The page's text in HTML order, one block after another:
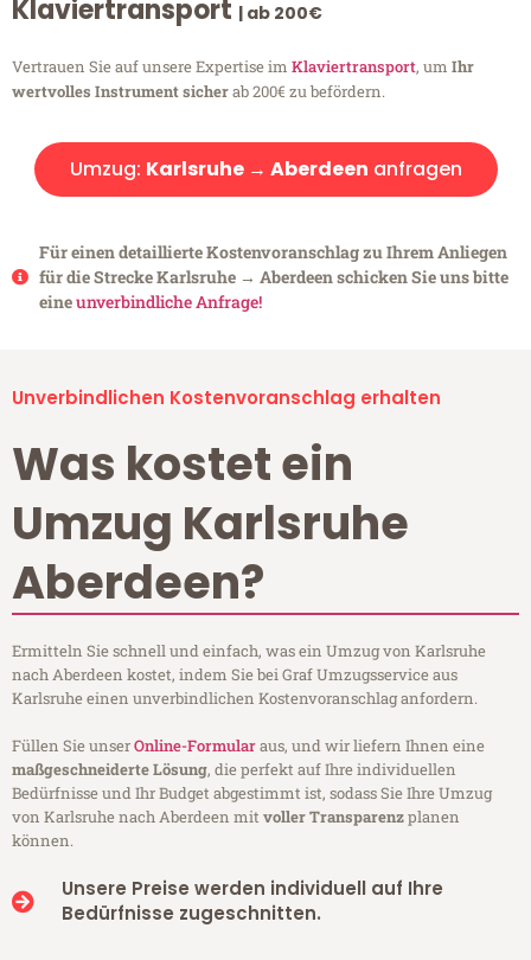
Klaviertransport | ab 200€
Vertrauen Sie auf unsere Expertise im Klaviertransport, um Ihr
wertvolles Instrument sicherab 200€ zu befördern.
Umzug: Karlsruhe → Aberdeen anfragen
Für einen detaillierte Kostenvoranschlag zu Ihrem Anliegen
für die Strecke Karlsruhe → Aberdeen schicken Sie uns bitte
eineunverbindliche Anfrage!
Unverbindlichen Kostenvoranschlag erhalten
Was kostet ein
Umzug Karlsruhe
Aberdeen?
Ermitteln Sie schnell und einfach, was ein Umzug von Karlsruhe
nach Aberdeen kostet, indem Sie bei Graf Umzugsservice aus
Karlsruhe einen unverbindlichen Kostenvoranschlag anfordern.
Füllen Sie unserOnline-Formularaus, und wir liefern Ihnen eine
maßgeschneiderte Lösung, die perfekt auf Ihre individuellen
Bedürfnisse und Ihr Budget abgestimmt ist, sodass Sie Ihre Umzug
von Karlsruhe nach Aberdeen mitvoller Transparenzplanen
können.
Unsere Preise werden individuell auf Ihre
Bedürfnisse zugeschnitten.